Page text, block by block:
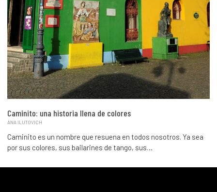
Caminito: una historia llena de colores
ANA ILUTOVICH
Caminito es un nombre que resuena en todos nosotros. Ya sea
por sus colores, sus bailarines de tango, sus…